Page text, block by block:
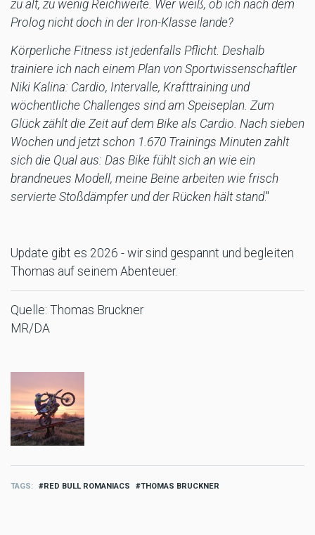
zu alt, zu wenig Reichweite. Wer weiß, ob ich nach dem
Prolog nicht doch in der Iron-Klasse lande?
Körperliche Fitness ist jedenfalls Pflicht. Deshalb
trainiere ich nach einem Plan von Sportwissenschaftler
Niki Kalina: Cardio, Intervalle, Krafttraining und
wöchentliche Challenges sind am Speiseplan. Zum
Glück zählt die Zeit auf dem Bike als Cardio. Nach sieben
Wochen und jetzt schon 1.670 Trainings Minuten zahlt
sich die Qual aus: Das Bike fühlt sich an wie ein
brandneues Modell, meine Beine arbeiten wie frisch
servierte Stoßdämpfer und der Rücken hält stand."
Update gibt es 2026 - wir sind gespannt und begleiten
Thomas auf seinem Abenteuer.
Quelle: Thomas Bruckner
MR/DA
TAGS RED BULL ROMANIACS THOMAS BRUCKNER